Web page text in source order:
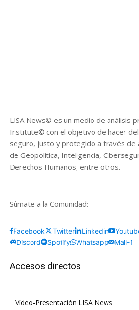
LISA News© es un medio de análisis
Institute© con el objetivo de hacer del
seguro, justo y protegido a través de
de Geopolítica, Inteligencia,
Derechos Humanos, entre otros.
Súmate a la Comunidad:
Facebook Twitter Linkedin
Discord
Spotify Whatsapp Mail-1
Accesos directos
Vídeo-Presentación LISA News